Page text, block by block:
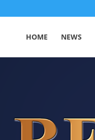
HOME NEWS